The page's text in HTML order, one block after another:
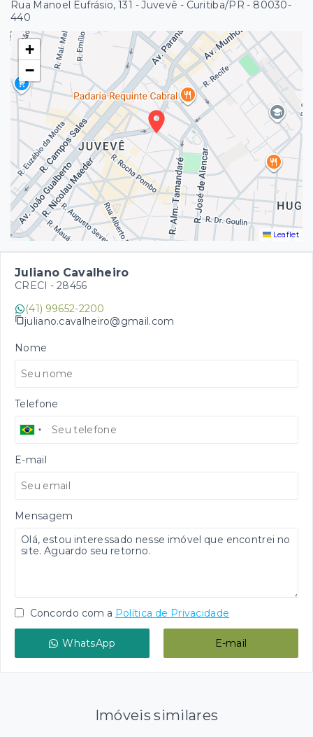
Rua Manoel Eufrásio, 131 - Juvevê - Curitiba/PR - 80030-
440
+
−
Leaflet
Juliano Cavalheiro
CRECI - 28456
(41) 99652-2200
juliano.cavalheiro@gmail.com
Nome
Telefone
E-mail
Mensagem
Concordo com a Política de Privacidade
WhatsApp E-mail
Imóveis similares